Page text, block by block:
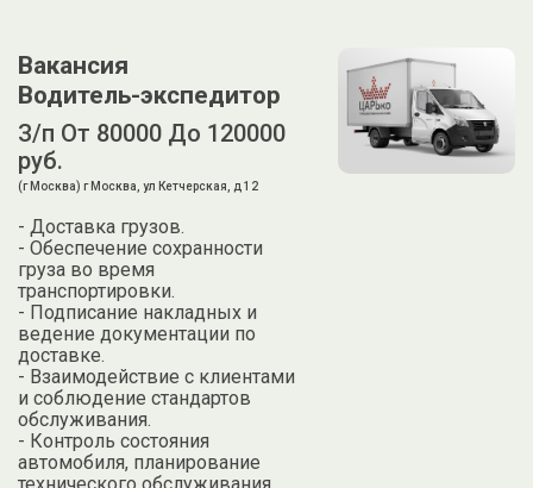
Вакансия
Водитель-экспедитор
З/п От 80000 До 120000
руб.
(г Москва) г Москва, ул Кетчерская, д 12
- Доставка грузов.
- Обеспечение сохранности
груза во время
транспортировки.
- Подписание накладных и
ведение документации по
доставке.
- Взаимодействие с клиентами
и соблюдение стандартов
обслуживания.
- Контроль состояния
автомобиля, планирование